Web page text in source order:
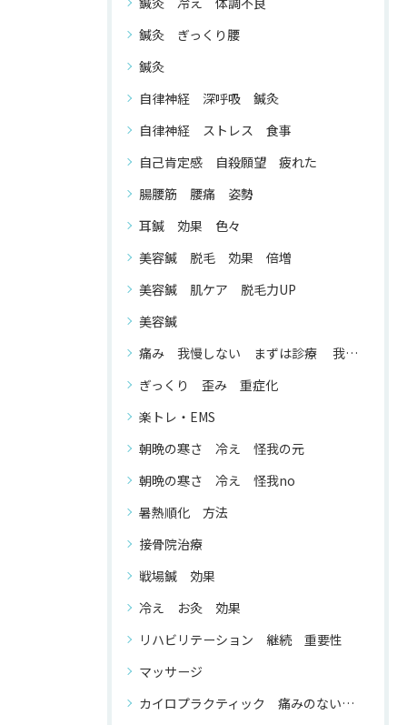
鍼灸 ぎっくり腰
鍼灸
自律神経 深呼吸 鍼灸
自律神経 ストレス 食事
自己肯定感 自殺願望 疲れた
腸腰筋 腰痛 姿勢
耳鍼 効果 色々
美容鍼 脱毛 効果 倍増
美容鍼 肌ケア 脱毛力UP
美容鍼
痛み 我慢しない まずは診療 我慢する 必要 が ない
ぎっくり 歪み 重症化
楽トレ・EMS
朝晩の寒さ 冷え 怪我の元
朝晩の寒さ 冷え 怪我no
暑熱順化 方法
接骨院治療
戦場鍼 効果
冷え お灸 効果
リハビリテーション 継続 重要性
マッサージ
カイロプラクティック 痛みのない 整体